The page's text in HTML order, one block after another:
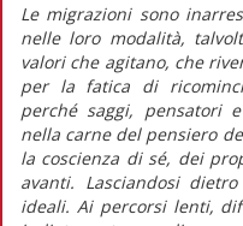
Le migrazioni sono
nelle loro modalità,
valori che agitano, che
per la fatica di
perché saggi, pensatori
nella carne del pensiero
la coscienza di sé, dei
avanti. Lasciandosi
ideali. Ai percorsi lenti,